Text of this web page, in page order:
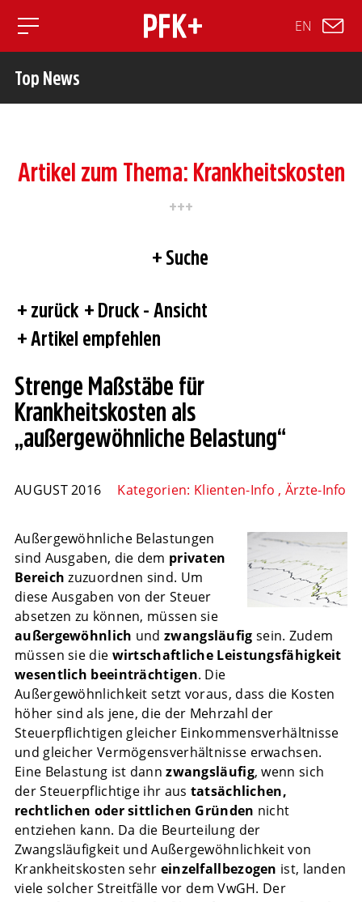
Toggle mobile navigation
EN
Top News
Artikel zum Thema: Krankheitskosten
Suche
zurück
Druck - Ansicht
Artikel empfehlen
Strenge Maßstäbe für
Krankheitskosten als
„außergewöhnliche Belastung“
AUGUST 2016 Kategorien: Klienten-Info , Ärzte-Info
Außergewöhnliche Belastungen
sind Ausgaben, die dem privaten
Bereich zuzuordnen sind. Um
diese Ausgaben von der Steuer
absetzen zu können, müssen sie
außergewöhnlich und zwangsläufig sein. Zudem
müssen sie die wirtschaftliche Leistungsfähigkeit
wesentlich beeinträchtigen. Die
Außergewöhnlichkeit setzt voraus, dass die Kosten
höher sind als jene, die der Mehrzahl der
Steuerpflichtigen gleicher Einkommensverhältnisse
und gleicher Vermögensverhältnisse erwachsen.
Eine Belastung ist dannzwangsläufig, wenn sich
der Steuerpflichtige ihr aus tatsächlichen,
rechtlichen oder sittlichen Gründen nicht
entziehen kann. Da die Beurteilung der
Zwangsläufigkeit und Außergewöhnlichkeit von
Krankheitskosten sehr einzelfallbezogen ist, landen
viele solcher Streitfälle vor dem VwGH. Der